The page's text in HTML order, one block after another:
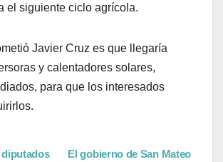
el siguiente ciclo agrícola.
Javier Cruz es que llegaría
y calentadores solares,
para que los interesados
El gobierno de San Mateo